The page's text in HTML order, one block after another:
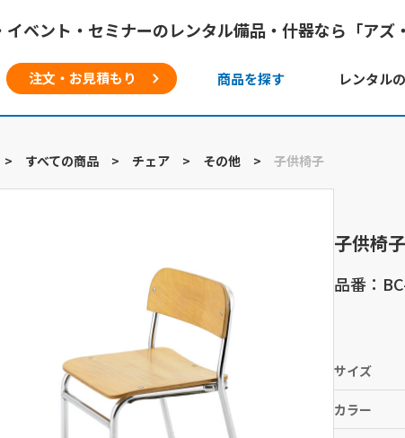
ベント・セミナーのレンタル備品・什器なら「アズ
注文・お見積もり 商品を探す レンタル
> すべての商品 > チェア > その他 > 子供椅子
子供椅子
品番：
サイズ
カラー